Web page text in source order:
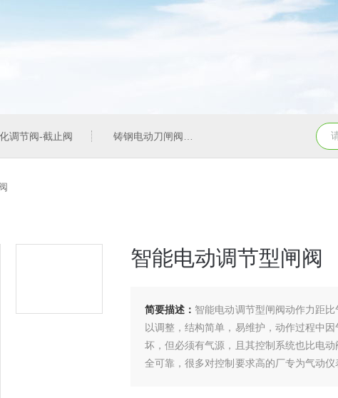
调节阀-截止阀 铸钢电动刀闸阀 造纸行业电动刀闸阀选型
智能电动调节型闸阀
简要描述： 智能电动调节型闸阀动作力距
以调整，结构简单，易维护，动作过程中
坏，但必须有气源，且其控制系统也比电
全可靠，很多对控制要求高的厂专为气动